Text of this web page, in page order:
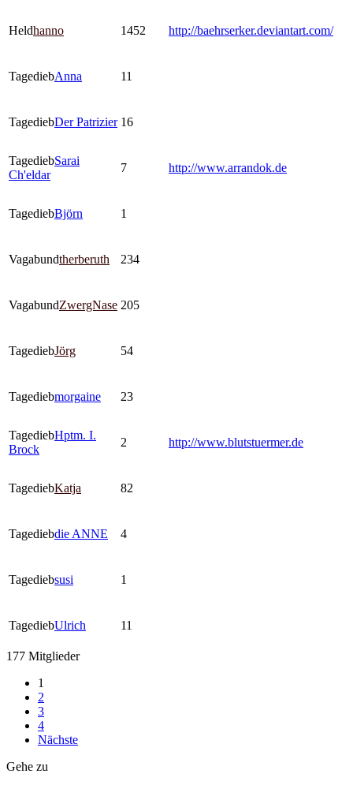
Heldhanno 1452 http://baehrserker.deviantart.com/
TagediebAnna 11
TagediebDer Patrizier 16
TagediebSarai
Ch'eldar
7 http://www.arrandok.de
TagediebBjörn 1
Vagabundtherberuth 234
VagabundZwergNase 205
TagediebJörg 54
Tagediebmorgaine 23
TagediebHptm. I.
Brock
2 http://www.blutstuermer.de
TagediebKatja 82
Tagediebdie ANNE 4
Tagediebsusi 1
TagediebUlrich 11
177 Mitglieder
1
2
3
4
Nächste
Gehe zu